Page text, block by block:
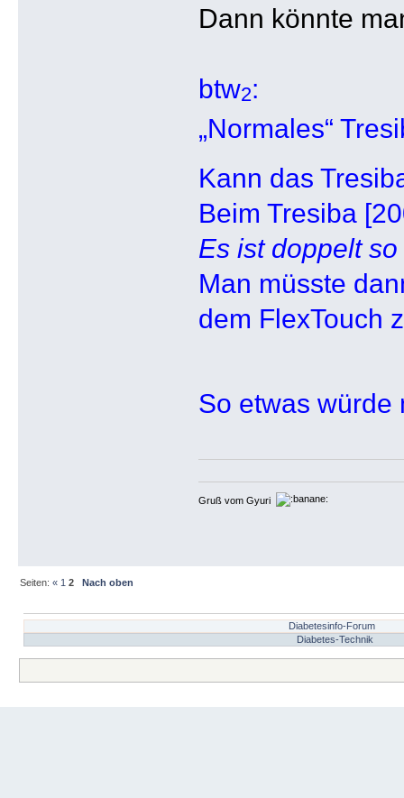
Dann könnte
btw2:
„Normales“
Kann das
Beim Tresiba
Es ist doppelt
Man müsste
dem FlexTouch
So etwas würde
Gruß vom Gyuri
Seiten:« 1 2 Nach oben
Diabetesinfo-Forum
Diabetes-Technik